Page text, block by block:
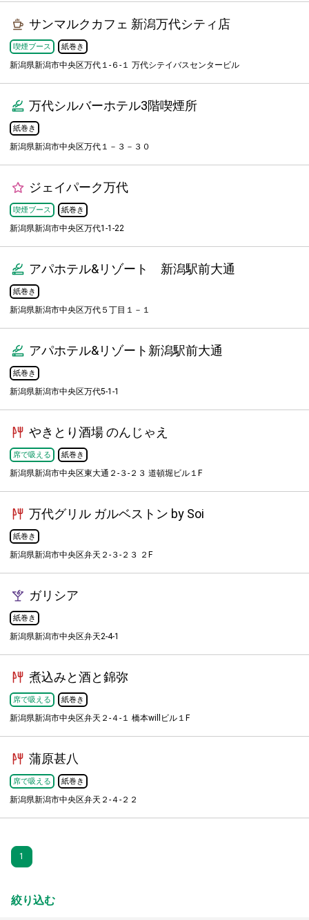
サンマルクカフェ 新潟万代シティ店
喫煙ブース 紙巻き
新潟県新潟市中央区万代１-６-１ 万代シテイバスセンタービル
万代シルバーホテル3階喫煙所
紙巻き
新潟県新潟市中央区万代１－３－３０
ジェイパーク万代
喫煙ブース 紙巻き
新潟県新潟市中央区万代1-1-22
アパホテル&リゾート 新潟駅前大通
紙巻き
新潟県新潟市中央区万代５丁目１－１
アパホテル&リゾート新潟駅前大通
紙巻き
新潟県新潟市中央区万代5-1-1
やきとり酒場 のんじゃえ
席で吸える 紙巻き
新潟県新潟市中央区東大通２-３-２３ 道頓堀ビル１F
万代グリル ガルベストン by Soi
紙巻き
新潟県新潟市中央区弁天２-３-２３ ２F
ガリシア
紙巻き
新潟県新潟市中央区弁天2-4-1
煮込みと酒と錦弥
席で吸える 紙巻き
新潟県新潟市中央区弁天２-４-１ 橋本willビル１F
蒲原甚八
席で吸える 紙巻き
新潟県新潟市中央区弁天２-４-２２
1
絞り込む